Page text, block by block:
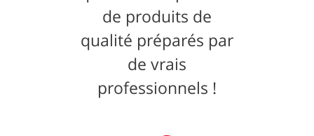
de produits de
qualité préparés par
de vrais
professionnels !